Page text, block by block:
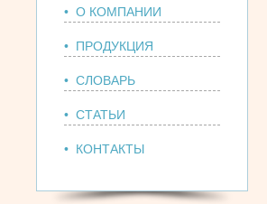
• О КОМПАНИИ
• ПРОДУКЦИЯ
• СЛОВАРЬ
• СТАТЬИ
• КОНТАКТЫ